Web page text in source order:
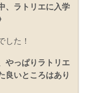
、ラトリエに入学
した！
やっぱりラトリエ
良いところはあり